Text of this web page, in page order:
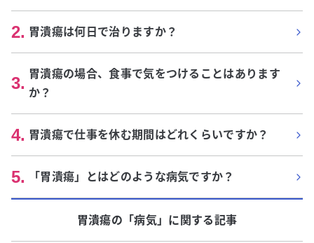
2. 胃潰瘍は何日で治りますか？
3. 胃潰瘍の場合、食事で気をつけることはあります
か？
4. 胃潰瘍で仕事を休む期間はどれくらいですか？
5. 「胃潰瘍」とはどのような病気ですか？
胃潰瘍の「病気」に関する記事